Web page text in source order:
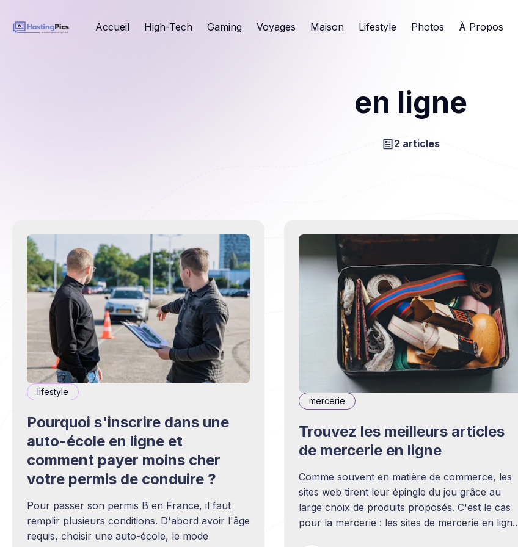
Accueil High-Tech Gaming Voyages Maison Lifestyle Photos À Propos
en ligne
2 articles
lifestyle
Pourquoi s'inscrire dans une
auto-école en ligne et
comment payer moins cher
votre permis de conduire ?
Pour passer son permis B en France, il faut
remplir plusieurs conditions. D'abord avoir l'âge
requis, choisir une auto-école, le mode
mercerie
Trouvez les meilleurs articles
de mercerie en ligne
Comme souvent en matière de commerce, les
sites web tirent leur épingle du jeu grâce au
large choix de produits proposés. C'est le cas
pour la mercerie : les sites de mercerie en ligne